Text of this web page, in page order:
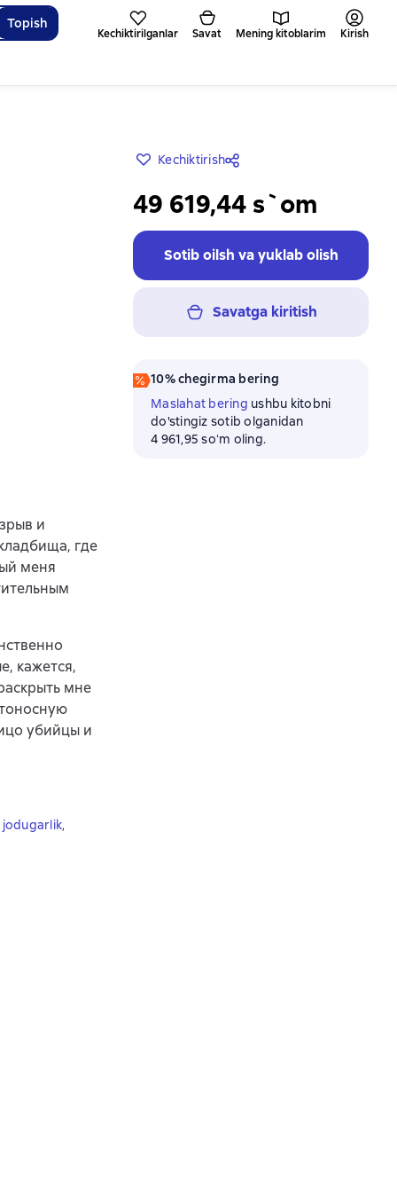
Topish
Kechiktirilganlar Savat Mening kitoblarim Kirish
Kechiktirish
49 619,44 s`om
Sotib oilsh va yuklab olish
Savatga kiritish
10% chegirma bering
Maslahat bering ushbu kitobni
do'stingiz sotib olganidan
4 961,95 soʻm oling.
и
где
меня
кажется,
мне
убийцы и
jodugarlik,